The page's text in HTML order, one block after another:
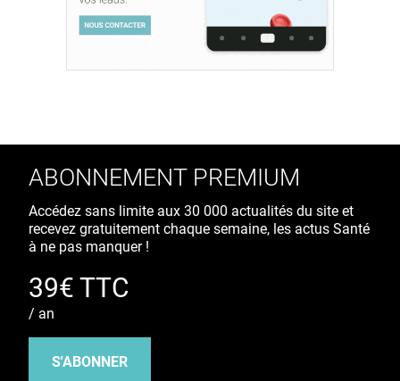
ABONNEMENT PREMIUM
Accédez sans limite aux 30 000 actualités du site et
recevez gratuitement chaque semaine, les actus Santé
à ne pas manquer !
39€ TTC
/ an
S'ABONNER